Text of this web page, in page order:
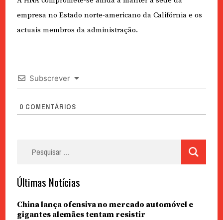
empresa no Estado norte-americano da Califórnia e os
actuais membros da administração.
Subscrever
0 COMENTÁRIOS
Últimas Notícias
China lança ofensiva no mercado automóvel e
gigantes alemães tentam resistir